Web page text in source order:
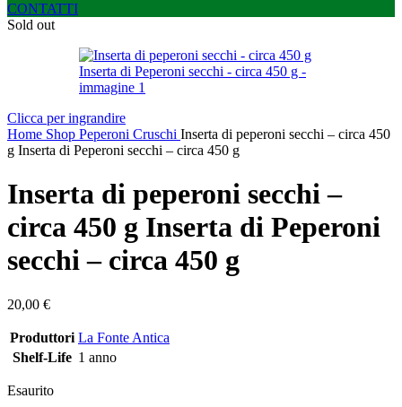
CONTATTI
Sold out
Clicca per ingrandire
Home Shop Peperoni Cruschi Inserta di peperoni secchi – circa 450
g Inserta di Peperoni secchi – circa 450 g
Inserta di peperoni secchi –
circa 450 g Inserta di Peperoni
secchi – circa 450 g
20,00 €
Produttori La Fonte Antica
Shelf-Life 1 anno
Esaurito